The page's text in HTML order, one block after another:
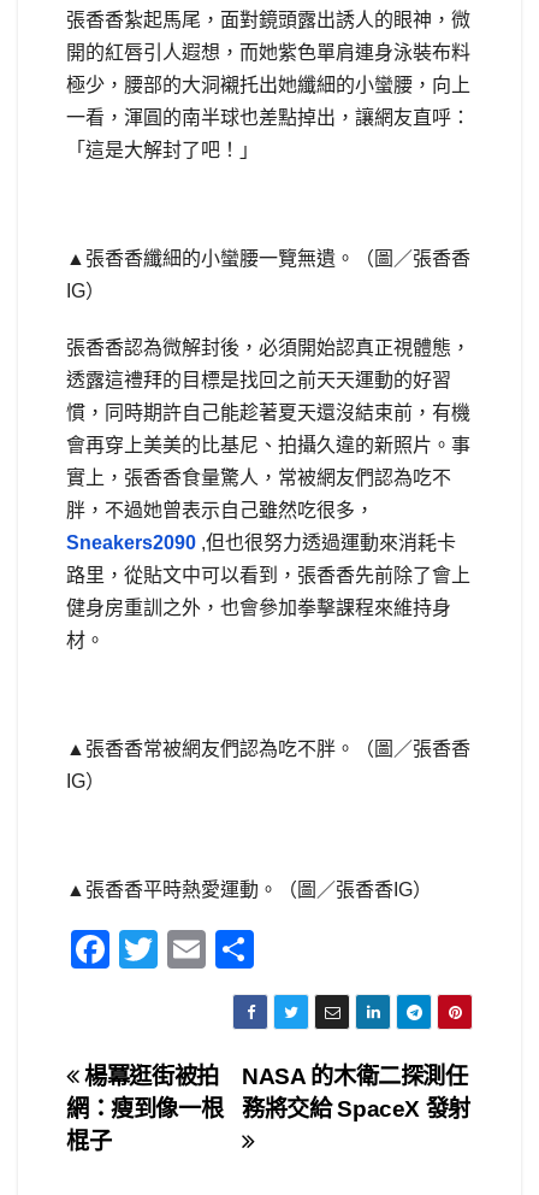
張香香紮起馬尾，面對鏡頭露出誘人的眼神，微
開的紅唇引人遐想，而她紫色單肩連身泳裝布料
極少，腰部的大洞襯托出她纖細的小蠻腰，向上
一看，渾圓的南半球也差點掉出，讓網友直呼：
「這是大解封了吧！」
▲張香香纖細的小蠻腰一覽無遺。（圖／張香香
IG）
張香香認為微解封後，必須開始認真正視體態，
透露這禮拜的目標是找回之前天天運動的好習
慣，同時期許自己能趁著夏天還沒結束前，有機
會再穿上美美的比基尼、拍攝久違的新照片。事
實上，張香香食量驚人，常被網友們認為吃不
胖，不過她曾表示自己雖然吃很多，
Sneakers2090 ,但也很努力透過運動來消耗卡
路里，從貼文中可以看到，張香香先前除了會上
健身房重訓之外，也會參加拳擊課程來維持身
材。
▲張香香常被網友們認為吃不胖。（圖／張香香
IG）
▲張香香平時熱愛運動。（圖／張香香IG）
F
e
b
o
T
er
E
m
ail
h
ar
e
文
章
NASA 的木衛二探測任
務將交給 SpaceX 發射
楊冪逛街被拍
網：瘦到像一根
棍子